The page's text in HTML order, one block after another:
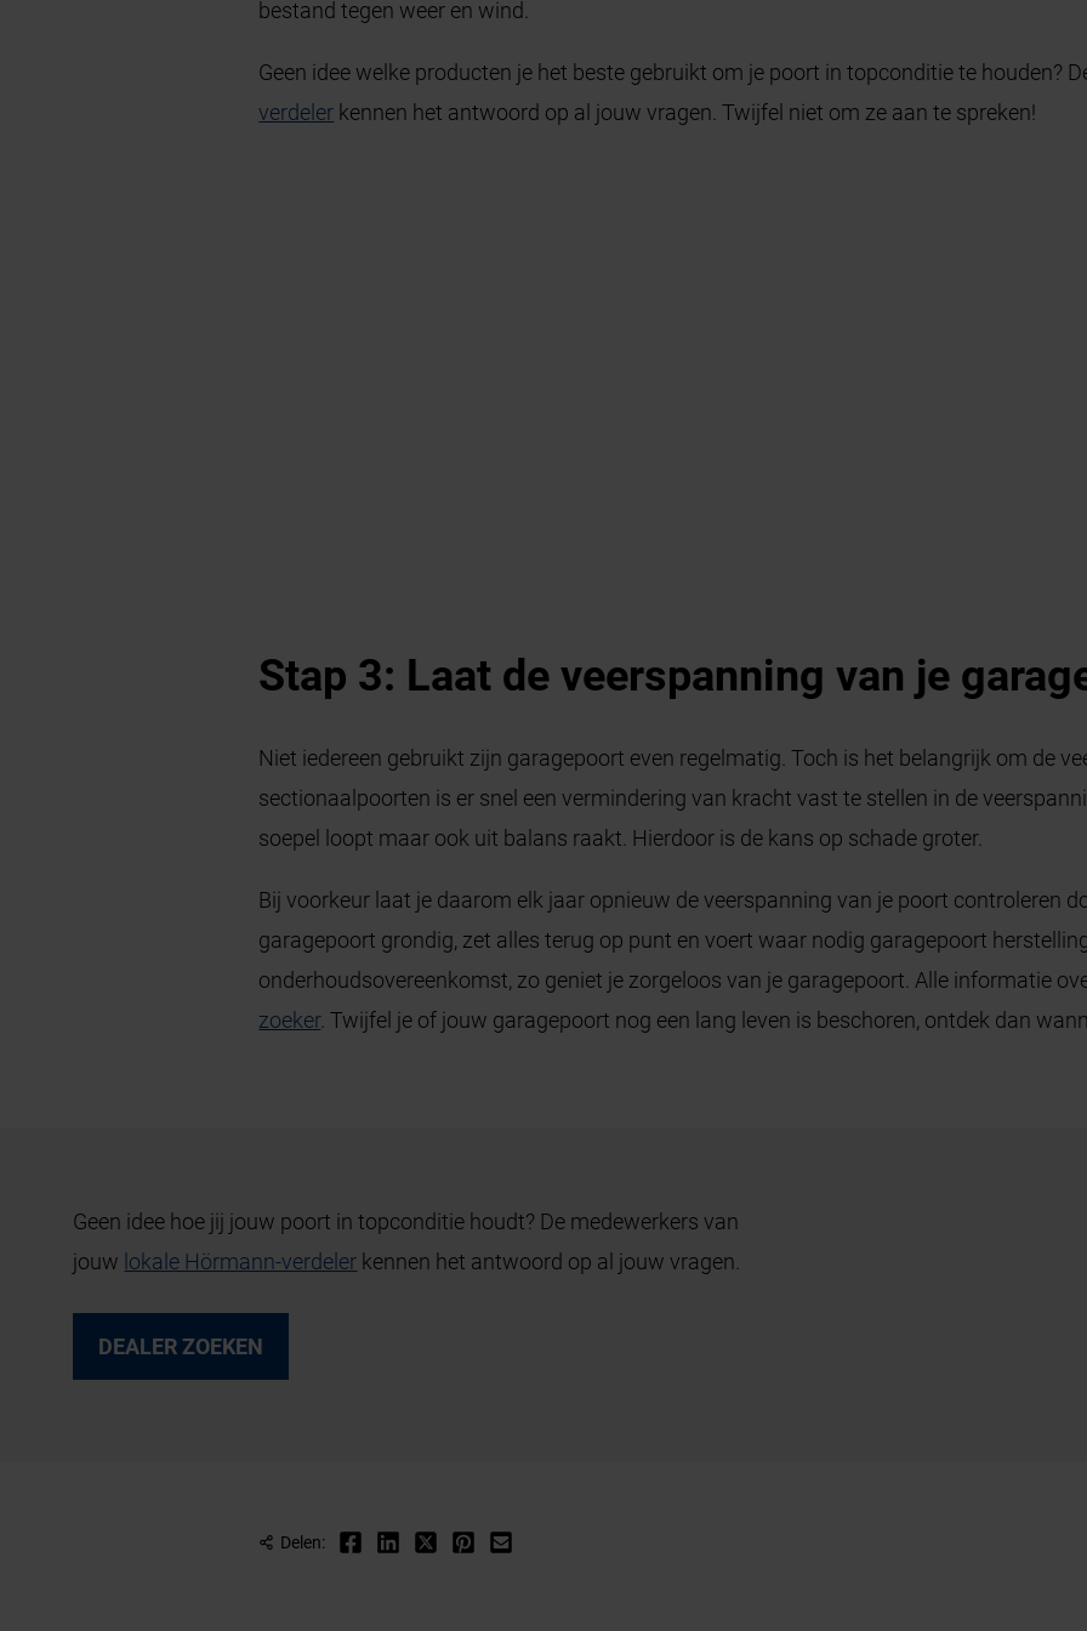
bestand tegen weer en wind.
Geen idee welke producten je het beste gebruikt om je poort in topconditie te houden?
verdeler kennen het antwoord op al jouw vragen. Twijfel niet om ze aan te spreken!
Stap 3: Laat de veerspanning van je
Niet iedereen gebruikt zijn garagepoort even regelmatig. Toch is het belangrijk om de
sectionaalpoorten is er snel een vermindering van kracht vast te stellen in de
soepel loopt maar ook uit balans raakt. Hierdoor is de kans op schade groter.
Bij voorkeur laat je daarom elk jaar opnieuw de veerspanning van je poort controleren
garagepoort grondig, zet alles terug op punt en voert waar nodig garagepoort
onderhoudsovereenkomst, zo geniet je zorgeloos van je garagepoort. Alle informatie
zoeker. Twijfel je of jouw garagepoort nog een lang leven is beschoren, ontdek dan
Geen idee hoe jij jouw poort in topconditie houdt? De medewerkers van
jouw lokale Hörmann-verdeler kennen het antwoord op al jouw vragen.
DEALER ZOEKEN
Delen: